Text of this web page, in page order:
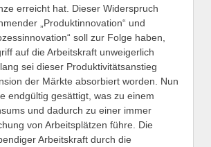
erreicht hat. Dieser Widerspruch
„Produktinnovation“ und
soll zur Folge haben,
auf die Arbeitskraft unweigerlich
sei dieser Produktivitätsanstieg
der Märkte absorbiert worden. Nun
endgültig gesättigt, was zu einem
und dadurch zu einer immer
von Arbeitsplätzen führe. Die
Arbeitskraft durch die